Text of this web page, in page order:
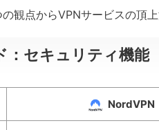
観点からVPNサービスの頂
：セキュリティ機能
NordVPN